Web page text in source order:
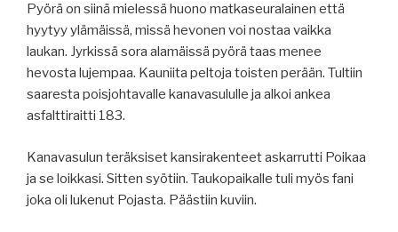
Pyörä on siinä mielessä huono matkaseuralainen että
hyytyy ylämäissä, missä hevonen voi nostaa vaikka
laukan. Jyrkissä sora alamäissä pyörä taas menee
hevosta lujempaa. Kauniita peltoja toisten perään. Tultiin
saaresta poisjohtavalle kanavasululle ja alkoi ankea
asfalttiraitti 183.
Kanavasulun teräksiset kansirakenteet askarrutti Poikaa
ja se loikkasi. Sitten syötiin. Taukopaikalle tuli myös fani
joka oli lukenut Pojasta. Päästiin kuviin.